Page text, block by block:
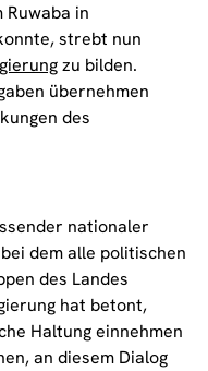
Ruwaba in
strebt nun
zu bilden.
übernehmen
des
nationaler
dem alle politischen
des Landes
hat betont,
Haltung einnehmen
an diesem Dialog